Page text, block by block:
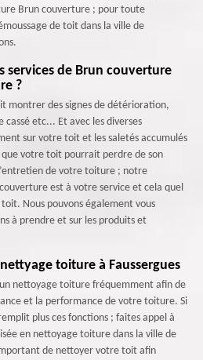
Brun couverture ; pour toute
de toit dans la ville de
services de Brun couverture
?
montrer des signes de détérioration,
etc... Et avec les diverses
sur votre toit et les saletés accumulés
votre toit pourrait perdre de son
de votre toiture ; notre
est à votre service et cela quel
Nous pouvons également vous
à prendre et sur les produits et
toiture à Faussergues
un nettoyage toiture fréquemment afin de
et la performance de votre toiture. Si
plus ces fonctions ; faites appel à
en nettoyage toiture dans la ville de
de nettoyer votre toit afin